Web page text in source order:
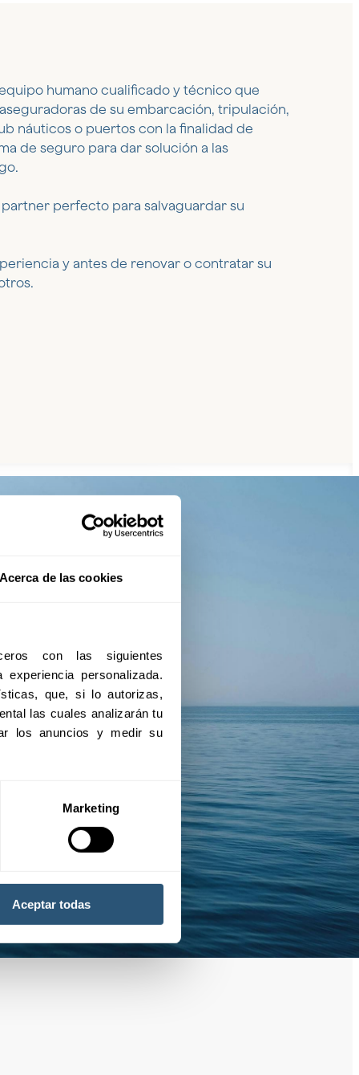
de las cookies
con las siguientes
personalizada.
que, si lo autorizas,
las cuales analizarán tu
los anuncios y medir su
Marketing
Aceptar todas
equipo humano cualificado y técnico que
de su embarcación, tripulación,
náuticos o puertos con la finalidad de
de seguro para dar solución a las
perfecto para salvaguardar su
y antes de renovar o contratar su